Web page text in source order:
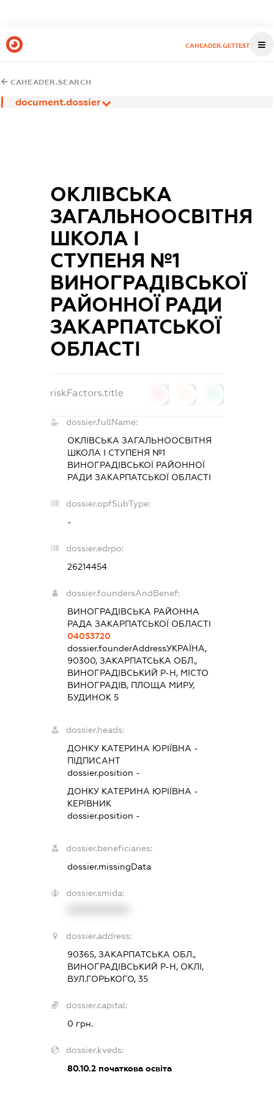
CAHEADER.GETTEST
CAHEADER.SEARCH
document.dossier
ОКЛІВСЬКА
ЗАГАЛЬНООСВІТНЯ
ШКОЛА І
СТУПЕНЯ №1
ВИНОГРАДІВСЬКОЇ
РАЙОННОЇ РАДИ
ЗАКАРПАТСЬКОЇ
ОБЛАСТІ
riskFactors.title
dossier.fullName:
ОКЛІВСЬКА ЗАГАЛЬНООСВІТНЯ
ШКОЛА І СТУПЕНЯ №1
ВИНОГРАДІВСЬКОЇ РАЙОННОЇ
РАДИ ЗАКАРПАТСЬКОЇ ОБЛАСТІ
dossier.opfSubType:
-
dossier.edrpo:
26214454
dossier.foundersAndBenef:
ВИНОГРАДІВСЬКА РАЙОННА
РАДА ЗАКАРПАТСЬКОЇ ОБЛАСТІ
04053720
dossier.founderAddressУКРАЇНА,
90300, ЗАКАРПАТСЬКА ОБЛ.,
ВИНОГРАДІВСЬКИЙ Р-Н, МІСТО
ВИНОГРАДІВ, ПЛОЩА МИРУ,
БУДИНОК 5
dossier.heads:
ДОНКУ КАТЕРИНА ЮРІЇВНА -
ПІДПИСАНТ
dossier.position -
ДОНКУ КАТЕРИНА ЮРІЇВНА -
КЕРІВНИК
dossier.position -
dossier.beneficiaries:
dossier.missingData
dossier.smida:
dossier.address:
90365, ЗАКАРПАТСЬКА ОБЛ.,
ВИНОГРАДІВСЬКИЙ Р-Н, ОКЛІ,
ВУЛ.ГОРЬКОГО, 35
dossier.capital:
0 грн.
dossier.kveds:
80.10.2 початкова освіта